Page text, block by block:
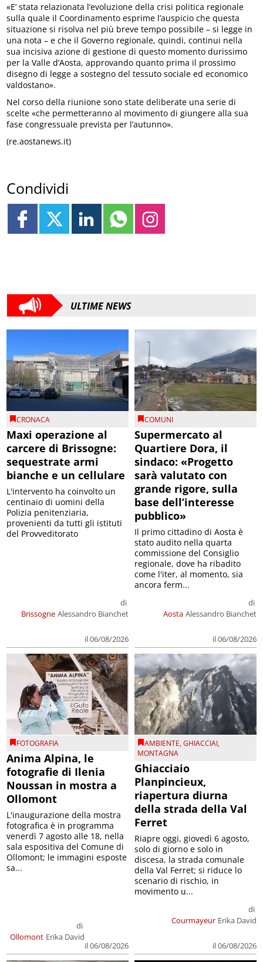
«E’ stata relazionata l’evoluzione della crisi politica regionale
sulla quale il Coordinamento esprime l’auspicio che questa
situazione si risolva nel più breve tempo possibile – si legge in
una nota – e che il Governo regionale, quindi, continui nella
sua incisiva azione di gestione di questo momento durissimo
per la Valle d’Aosta, approvando quanto prima il prossimo
disegno di legge a sostegno del tessuto sociale ed economico
valdostano».
Nel corso della riunione sono state deliberate una serie di
scelte «che permetteranno al movimento di giungere alla sua
fase congressuale prevista per l’autunno».
(re.aostanews.it)
Condividi
ULTIME NEWS
CRONACA
Maxi operazione al
carcere di Brissogne:
sequestrate armi
bianche e un cellulare
Brissogne
di
Alessandro Bianchet
il 06/08/2026
L'intervento ha coinvolto un
centinaio di uomini della
Polizia penitenziaria,
provenienti da tutti gli istituti
del Provveditorato
COMUNI
Supermercato al
Quartiere Dora, il
sindaco: «Progetto
sarà valutato con
grande rigore, sulla
base dell’interesse
pubblico»
Aosta
di
Alessandro Bianchet
il 06/08/2026
Il primo cittadino di Aosta è
stato audito nella quarta
commissione del Consiglio
regionale, dove ha ribadito
come l'iter, al momento, sia
ancora ferm...
FOTOGRAFIA
Anima Alpina, le
fotografie di Ilenia
Noussan in mostra a
Ollomont
Ollomont
di
Erika David
il 06/08/2026
L'inaugurazione della mostra
fotografica è in programma
venerdì 7 agosto alle 18, nella
sala espositiva del Comune di
Ollomont; le immagini esposte
sa...
AMBIENTE,GHIACCIAI,
MONTAGNA
Ghiacciaio
Planpincieux,
riapertura diurna
della strada della Val
Ferret
Courmayeur
di
Erika David
il 06/08/2026
Riapre oggi, giovedì 6 agosto,
solo di giorno e solo in
discesa, la strada comunale
della Val Ferret; si riduce lo
scenario di rischio, in
movimento u...